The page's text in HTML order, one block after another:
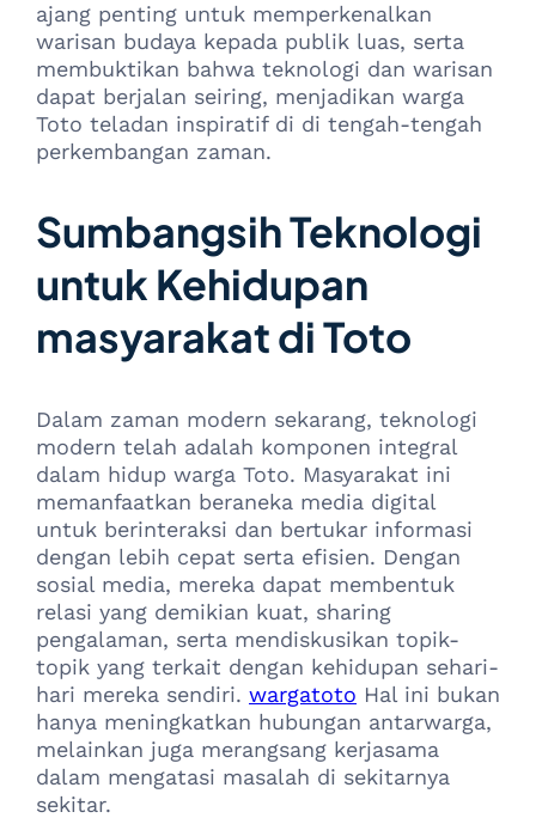
ajang penting untuk memperkenalkan
warisan budaya kepada publik luas, serta
membuktikan bahwa teknologi dan warisan
dapat berjalan seiring, menjadikan warga
Toto teladan inspiratif di di tengah-tengah
perkembangan zaman.
Sumbangsih Teknologi
untuk Kehidupan
masyarakat di Toto
Dalam zaman modern sekarang, teknologi
modern telah adalah komponen integral
dalam hidup warga Toto. Masyarakat ini
memanfaatkan beraneka media digital
untuk berinteraksi dan bertukar informasi
dengan lebih cepat serta efisien. Dengan
sosial media, mereka dapat membentuk
relasi yang demikian kuat, sharing
pengalaman, serta mendiskusikan topik-
topik yang terkait dengan kehidupan sehari-
hari mereka sendiri. wargatoto Hal ini bukan
hanya meningkatkan hubungan antarwarga,
melainkan juga merangsang kerjasama
dalam mengatasi masalah di sekitarnya
sekitar.